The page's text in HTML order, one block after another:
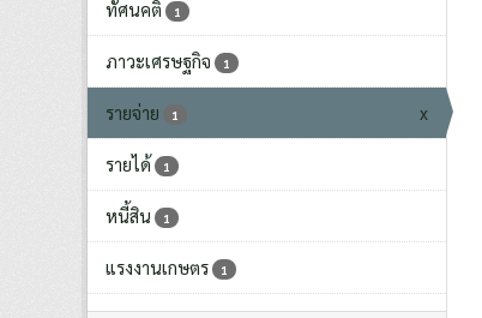
ทัศนคติ 1
ภาวะเศรษฐกิจ 1
รายจ่าย 1 x
รายได้ 1
หนี้สิน 1
แรงงานเกษตร 1